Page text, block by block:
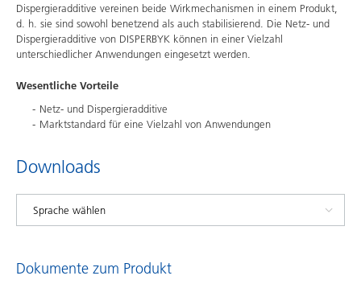
Dispergieradditive vereinen beide Wirkmechanismen in einem Produkt,
d. h. sie sind sowohl benetzend als auch stabilisierend. Die Netz- und
Dispergieradditive von DISPERBYK können in einer Vielzahl
unterschiedlicher Anwendungen eingesetzt werden.
Wesentliche Vorteile
Netz- und Dispergieradditive
Marktstandard für eine Vielzahl von Anwendungen
Downloads
Dokumente zum Produkt